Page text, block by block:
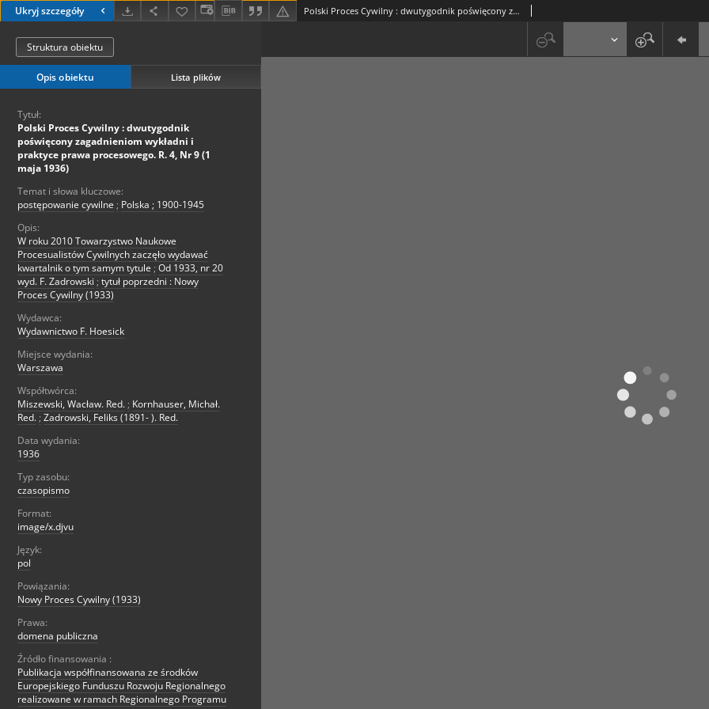
Ukryj szczegóły Polski Proces Cywilny : dwutygodnik poświęcony zagadnieniom wykładni i praktyce prawa procesowego. R. 4, Nr 9 (1 maja 1936)
Struktura obiektu
Opis obiektu Lista plików
Tytuł:
Polski Proces Cywilny : dwutygodnik
poświęcony zagadnieniom wykładni i
praktyce prawa procesowego. R. 4, Nr 9 (1
maja 1936)
Temat i słowa kluczowe:
postępowanie cywilne ; Polska ; 1900-1945
Opis:
W roku 2010 Towarzystwo Naukowe
Procesualistów Cywilnych zaczęło wydawać
kwartalnik o tym samym tytule ; Od 1933, nr 20
wyd. F. Zadrowski ; tytuł poprzedni : Nowy
Proces Cywilny (1933)
Wydawca:
Wydawnictwo F. Hoesick
Miejsce wydania:
Warszawa
Współtwórca:
Miszewski, Wacław. Red. ; Kornhauser, Michał.
Red. ; Zadrowski, Feliks (1891- ). Red.
Data wydania:
1936
Typ zasobu:
czasopismo
Format:
image/x.djvu
Język:
pol
Powiązania:
Nowy Proces Cywilny (1933)
Prawa:
domena publiczna
Źródło finansowania :
Publikacja współfinansowana ze środków
Europejskiego Funduszu Rozwoju Regionalnego
realizowane w ramach Regionalnego Programu